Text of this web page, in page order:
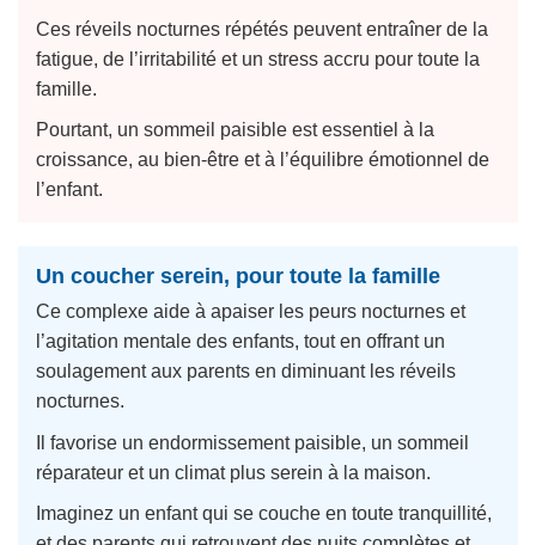
Ces réveils nocturnes répétés peuvent entraîner de la
fatigue, de l’irritabilité et un stress accru pour toute la
famille.
Pourtant, un sommeil paisible est essentiel à la
croissance, au bien-être et à l’équilibre émotionnel de
l’enfant.
Un coucher serein, pour toute la famille
Ce complexe aide à apaiser les peurs nocturnes et
l’agitation mentale des enfants, tout en offrant un
soulagement aux parents en diminuant les réveils
nocturnes.
Il favorise un endormissement paisible, un sommeil
réparateur et un climat plus serein à la maison.
Imaginez un enfant qui se couche en toute tranquillité,